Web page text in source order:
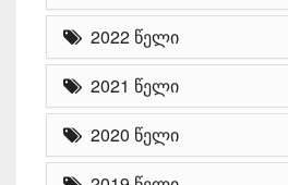
2022 წელი
2021 წელი
2020 წელი